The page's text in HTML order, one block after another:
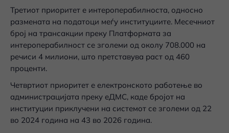
Третиот приоритет е интероперабилноста, односно
размената на податоци меѓу институциите. Месечниот
број на трансакции преку Платформата за
интероперабилност се зголеми од околу 708.000 на
речиси 4 милиони, што претставува раст од 460
проценти.
Четвртиот приоритет е електронското работење во
администрацијата преку еДМС, каде бројот на
институции приклучени на системот се зголеми од 22
во 2024 година на 43 во 2026 година.